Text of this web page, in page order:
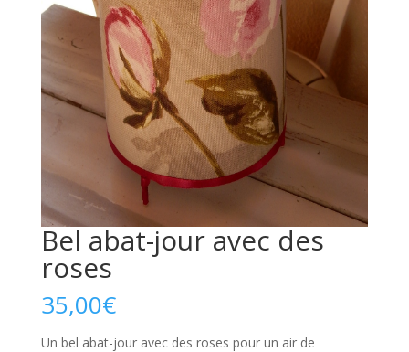
Bel abat-jour avec des
roses
35,00€
Un bel abat-jour avec des roses pour un air de